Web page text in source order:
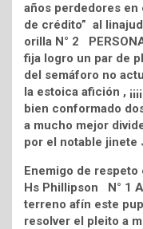
años perdedores en
de crédito” al
orilla N° 2
fija logro un par de
del semáforo no
la estoica afición ,
bien conformado
a mucho mejor
por el notable jinete
Enemigo de
Hs Phillipson N° 1
terreno afín este
resolver el pleito a